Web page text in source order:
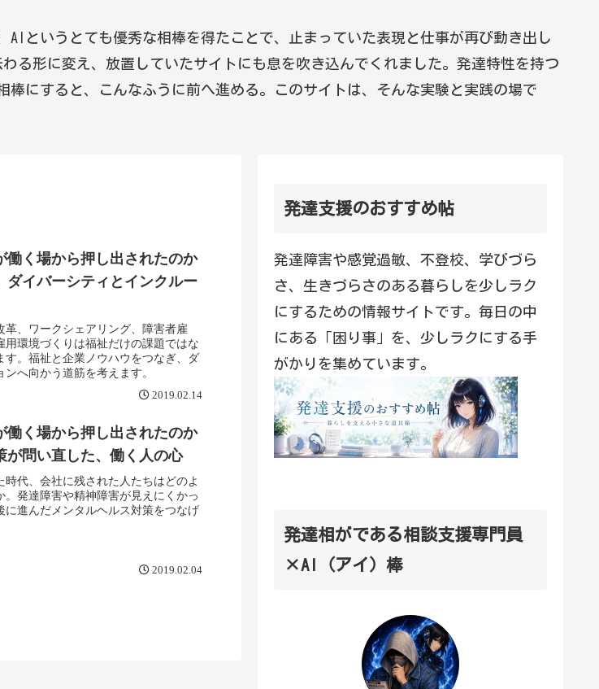
というとても優秀な相棒を得たことで、止まっていた表現と仕事が再び動き出し
る形に変え、放置していたサイトにも息を吹き込んでくれました。発達特性を持つ
にすると、こんなふうに前へ進める。このサイトは、そんな実験と実践の場で
働く場から押し出されたのか
イバーシティとインクルー
革、ワークシェアリング、障害者雇
用環境づくりは福祉だけの課題ではな
す。福祉と企業ノウハウをつなぎ、ダ
へ向かう道筋を考えます。
2019.02.14
働く場から押し出されたのか
問い直した、働く人の心
時代、会社に残された人たちはどのよ
。発達障害や精神障害が見えにくかっ
に進んだメンタルヘルス対策をつなげ
2019.02.04
発達支援のおすすめ帖
発達障害や感覚過敏、不登校、学びづら
さ、生きづらさのある暮らしを少しラク
にするための情報サイトです。毎日の中
にある「困り事」を、少しラクにする手
がかりを集めています。
発達相がである相談支援専門員
×AI（アイ）棒